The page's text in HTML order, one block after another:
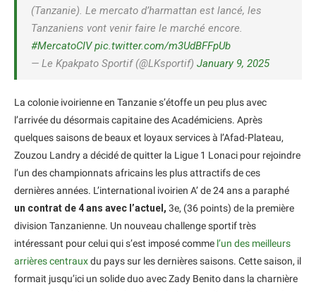
(Tanzanie). Le mercato d’harmattan est lancé, les
Tanzaniens vont venir faire le marché encore.
#MercatoCIV pic.twitter.com/m3UdBFFpUb
— Le Kpakpato Sportif (@LKsportif) January 9, 2025
La colonie ivoirienne en Tanzanie s’étoffe un peu plus avec
l’arrivée du désormais capitaine des Académiciens. Après
quelques saisons de beaux et loyaux services à l’Afad-Plateau,
Zouzou Landry a décidé de quitter la Ligue 1 Lonaci pour rejoindre
l’un des championnats africains les plus attractifs de ces
dernières années. L’international ivoirien A’ de 24 ans a paraphé
un contrat de 4 ans avec l’actuel, 3e, (36 points) de la première
division Tanzanienne. Un nouveau challenge sportif très
intéressant pour celui qui s’est imposé comme l’un des meilleurs
arrières centrauxdu pays sur les dernières saisons. Cette saison, il
formait jusqu’ici un solide duo avec Zady Benito dans la charnière